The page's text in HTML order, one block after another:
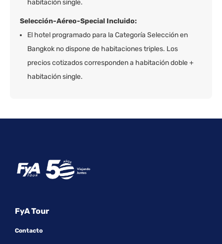
habitación single.
Selección-Aéreo-Special Incluido:
El hotel programado para la Categoría Selección en
Bangkok no dispone de habitaciones triples. Los
precios cotizados corresponden a habitación doble +
habitación single.
FyA Tour
Contacto